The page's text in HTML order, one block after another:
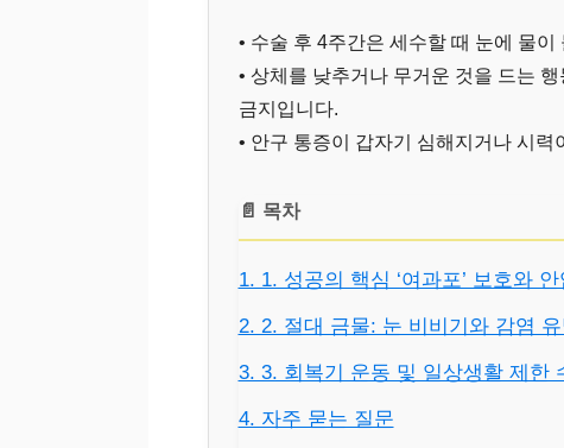
• 수술 후 4주간은 세수할 때 눈에 물
• 상체를 낮추거나 무거운 것을 드는
금지입니다.
• 안구 통증이 갑자기 심해지거나 시
📄 목차
1. 1. 성공의 핵심 ‘여과포’ 보호와
2. 2. 절대 금물: 눈 비비기와 감염
3. 3. 회복기 운동 및 일상생활 제한
4. 자주 묻는 질문